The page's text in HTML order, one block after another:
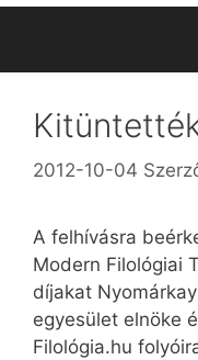
2012-10-04
A felhívásra
Modern Filológiai
díjakat
egyesület elnöke
Filológia.hu